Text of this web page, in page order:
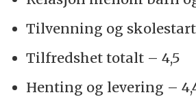
Tilvenning og skolestart
Tilfredshet totalt – 4,5
Henting og levering –